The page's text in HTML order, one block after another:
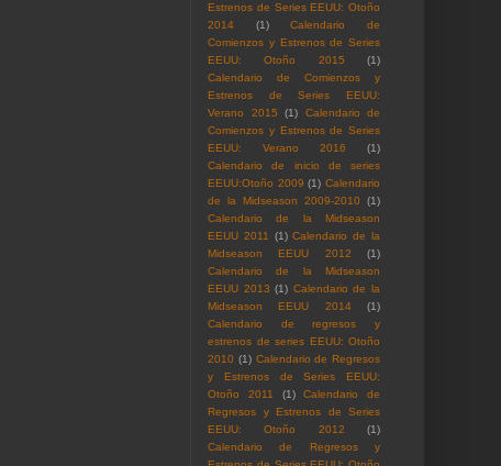
Estrenos de Series EEUU: Otoño
2014
(1)
Calendario de
Comienzos y Estrenos de Series
EEUU: Otoño 2015
(1)
Calendario de Comienzos y
Estrenos de Series EEUU:
Verano 2015
(1)
Calendario de
Comienzos y Estrenos de Series
EEUU: Verano 2016
(1)
Calendario de inicio de series
EEUU:Otoño 2009 (1) Calendario
de la Midseason 2009-2010
(1)
Calendario de la Midseason
EEUU 2011 (1) Calendario de la
Midseason EEUU 2012
(1)
Calendario de la Midseason
EEUU 2013 (1) Calendario de la
Midseason EEUU 2014
(1)
Calendario de regresos y
estrenos de series EEUU: Otoño
2010 (1) Calendario de Regresos
y Estrenos de Series EEUU:
Otoño 2011
(1)
Calendario de
Regresos y Estrenos de Series
EEUU: Otoño 2012
(1)
Calendario de Regresos y